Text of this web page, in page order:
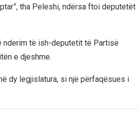
tha Peleshi, ndërsa ftoi deputetët
nderim të ish-deputetit të Partisë
e djeshme.
dy legjislatura, si një përfaqësues i